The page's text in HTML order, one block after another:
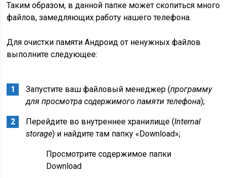
Таким образом, в данной папке может скопиться много
файлов, замедляющих работу нашего телефона.
Для очистки памяти Андроид от ненужных файлов
выполните следующее:
Запустите ваш файловый менеджер (программу
для просмотра содержимого памяти телефона);
Перейдите во внутреннее хранилище (Internal
storage) и найдите там папку «Download»;
Просмотрите содержимое папки
Download